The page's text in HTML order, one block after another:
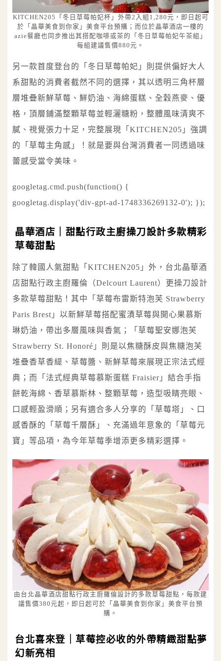
KITCHEN205「冬日草莓帕妃杯」外帶2入組1,280元，即日起可
於「晶華美食到你家」美食平台預購；而位於晶華酒店一樓的
azie餐廳也同步推出其搭配咖啡或茶的「冬日草莓帕妃午茶組」
每組建議售價880元。
另一款首度登台的「冬日草莓帕妃」則提供偏好大人
系甜點的消費者截然不同的選擇，其以透明三角杯層
層堆疊新鮮草莓、鮮奶油、海綿蛋糕、全穀燕麥、優
格，頂層鋪滿整顆草莓並輕灑糖粉，整體風味清爽不
膩、視覺張力十足，完整展現「KITCHEN205」強調
的「草莓主角感」！就是要與台灣消費者一同透過味
蕾感受當令美味。
googletag.cmd.push(function() {
googletag.display('div-gpt-ad-1748336269132-0'); });
晶華酒店｜甜點行政主廚操刀設計多款精彩
草莓甜點
除了韓國人氣甜點「KITCHEN205」外，台北晶華酒
店甜點行政主廚羅倫（Delcourt Laurent）更操刀設計
多款草莓甜點！其中「草莓布雷斯特泡芙 Strawberry
Paris Brest」以新鮮草莓搭配蜜漬草莓與開心果慕斯
琳奶油，帶出多層風味與香氣；「草莓聖安娜泡芙
Strawberry St. Honoré」則是以焦糖酥皮與焦糖泡芙
堆疊香草香緹、草莓醬、新鮮草莓來展現正宗法式經
典；而「法式經典草莓慕斯蛋糕 Fraisier」結合手指
餅乾海綿、香草慕斯林、整顆草莓，造型吸睛亮眼、
口感輕盈滑順；另有適合多人分享的「草莓塔」、口
感香酥的「草莓千層酥」、充滿過年意象的「草莓元
寶」等品項，為今年草莓季增添更多精彩選擇。
由台北晶華酒店甜點行政主廚羅倫設計的多款草莓甜點，每款建
議售價380元起，即日起可於「晶華美食到你家」美食平台預
購。
台北喜來登｜草莓控必收的外帶精緻甜點夢
幻新亮相